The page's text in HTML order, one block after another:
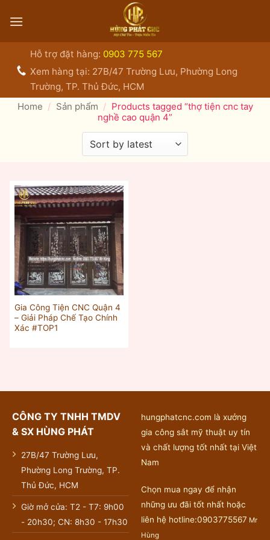
qua
Hỗ trợ đặt hàng: 0903 775 567
Xem hàng tại: 27B/47 Trường Lưu, Phường Long
Trường, TP. Thủ Đức, HCM
Home / Sản phẩm / Products tagged “thợ tiện cnc tay
nghề cao quận 4”
Gia Công Tiện CNC Quận 4
– Giải Pháp Chế Tạo Chính
Xác #TOP1
CÔNG TY TNHH TMDV
& SX HÙNG PHÁT
27B/47 Trường Lưu,
Phường Long Trường, TP.
Thủ Đức, HCM
Giờ mở cửa: T2 - T7: 9h00
- 20h30; CN: 8h30 - 17h30
hungphatcnc.com là xưởng
gia công sắt mỹ thuật uy tín
và chất lượng tốt nhất tại Việt
Nam
Chọn mua ngay để nhận
những ưu đãi tốt nhất hoặc
liên hệ hotline:0903775567 Mr
Hùng